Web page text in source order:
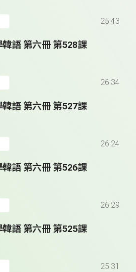
25:43
語 第六冊 第528課
26:34
語 第六冊 第527課
26:24
語 第六冊 第526課
26:29
語 第六冊 第525課
25:31